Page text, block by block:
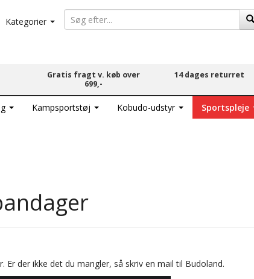
Kategorier
Gratis fragt v. køb over
699,-
14 dages returret
Kampsportstøj Kobudo-udstyr Sportspleje
Er der ikke det du mangler, så skriv en mail til Budoland.